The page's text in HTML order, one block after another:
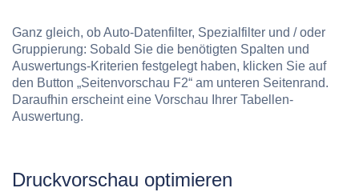
Ganz gleich, ob Auto-Datenfilter, Spezialfilter und / oder
Gruppierung: Sobald Sie die benötigten Spalten und
Auswertungs-Kriterien festgelegt haben, klicken Sie auf
den Button „Seitenvorschau F2“ am unteren Seitenrand.
Daraufhin erscheint eine Vorschau Ihrer Tabellen-
Auswertung.
Druckvorschau optimieren